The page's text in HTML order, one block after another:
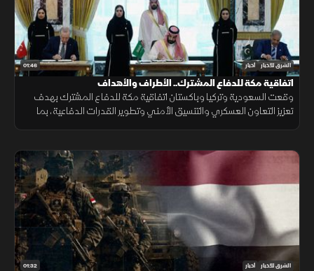
01:46 الشرق للأخبار أخبار
اتفاقية مكة للدفاع المشترك.. الأطراف والأهداف
وقعت السعودية وتركيا وباكستان اتفاقية مكة للدفاع المشترك بهدف
تعزيز التعاون العسكري والتنسيق الأمني وتطوير القدرات الدفاعية، بما
01:32 الشرق للأخبار أخبار